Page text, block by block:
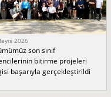
2026
son sınıf
bitirme projeleri
başarıyla gerçekleştirildi